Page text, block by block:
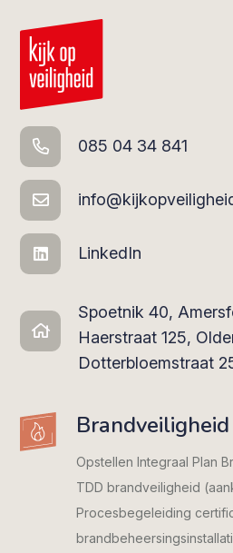
085 04 34 841
LinkedIn
Spoetnik 40,
Haerstraat 125,
Dotterbloemstraat
Brandveiligheid
Opstellen Integraal Plan
TDD brandveiligheid
Procesbegeleiding